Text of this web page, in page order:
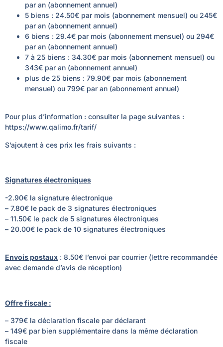
par an (abonnement annuel)
5 biens : 24.50€ par mois (abonnement mensuel) ou 245€
par an (abonnement annuel)
6 biens : 29.4€ par mois (abonnement mensuel) ou 294€
par an (abonnement annuel)
7 à 25 biens : 34.30€ par mois (abonnement mensuel) ou
343€ par an (abonnement annuel)
plus de 25 biens : 79.90€ par mois (abonnement
mensuel) ou 799€ par an (abonnement annuel)
Pour plus d’information : consulter la page suivantes :
https://www.qalimo.fr/tarif/
S’ajoutent à ces prix les frais suivants :
Signatures électroniques
-2.90€ la signature électronique
– 7.80€ le pack de 3 signatures électroniques
– 11.50€ le pack de 5 signatures électroniques
– 20.00€ le pack de 10 signatures électroniques
Envois postaux : 8.50€ l’envoi par courrier (lettre recommandée
avec demande d’avis de réception)
Offre fiscale :
– 379€ la déclaration fiscale par déclarant
– 149€ par bien supplémentaire dans la même déclaration
fiscale